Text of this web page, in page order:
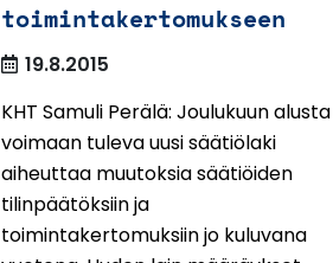
toimintakertomukseen
19.8.2015
KHT Samuli Perälä: Joulukuun alusta
voimaan tuleva uusi säätiölaki
aiheuttaa muutoksia säätiöiden
tilinpäätöksiin ja
toimintakertomuksiin jo kuluvana